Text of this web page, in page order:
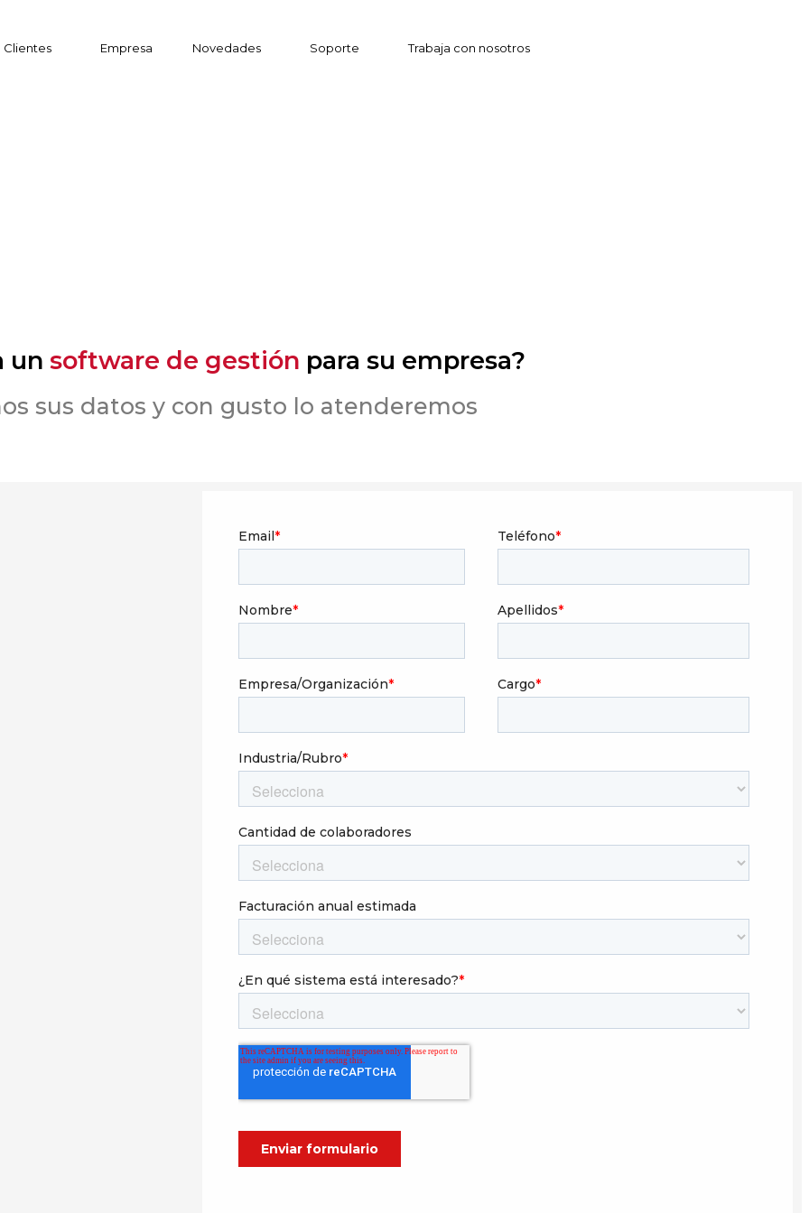
Clientes Empresa Novedades Soporte Trabaja con nosotros
un software de gestión para su empresa?
sus datos y con gusto lo atenderemos